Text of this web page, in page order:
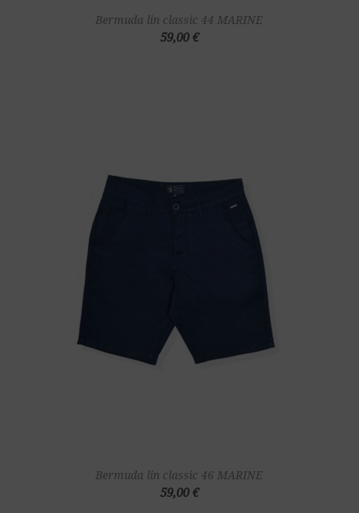
Bermuda lin classic 44 MARINE
59,00 €
Bermuda lin classic 46 MARINE
59,00 €